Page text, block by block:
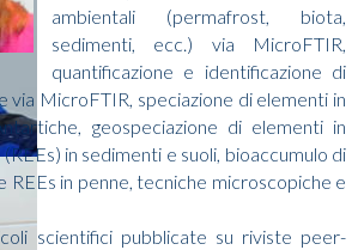
ambientali (permafrost, biota,
sedimenti, ecc.) via MicroFTIR,
quantificazione e identificazione di
via MicroFTIR, speciazione di elementi in
geospeciazione di elementi in
in sedimenti e suoli, bioaccumulo di
REEs in penne, tecniche microscopiche e
scientifici pubblicate su riviste peer-